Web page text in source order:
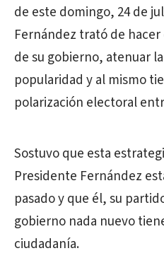
de este domingo, 24 de
Fernández trató de
de su gobierno, atenuar
popularidad y al mismo
polarización electoral
Sostuvo que esta
Presidente Fernández
pasado y que él, su
gobierno nada nuevo
ciudadanía.